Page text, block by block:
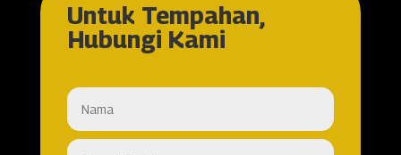
Untuk Tempahan,
Hubungi Kami